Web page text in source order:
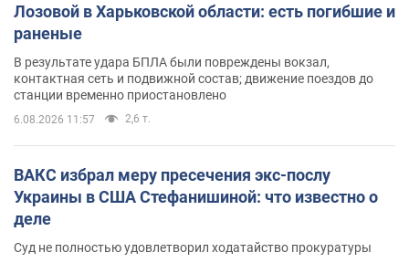
Лозовой в Харьковской области: есть погибшие и
раненые
В результате удара БПЛА были повреждены вокзал,
контактная сеть и подвижной состав; движение поездов до
станции временно приостановлено
6.08.2026 11:57 2,6 т.
ВАКС избрал меру пресечения экс-послу
Украины в США Стефанишиной: что известно о
деле
Суд не полностью удовлетворил ходатайство прокуратуры